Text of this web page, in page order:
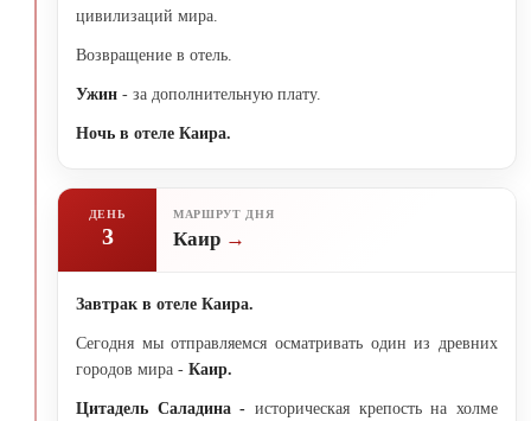
цивилизаций мира.
Возвращение в отель.
Ужин - за дополнительную плату.
Ночь в отеле Каира.
ДЕНЬ
3
МАРШРУТ ДНЯ
Каир
Завтрак в отеле Каира.
Сегодня мы отправляемся осматривать один из древних
городов мира - Каир.
Цитадель Саладина - историческая крепость на холме